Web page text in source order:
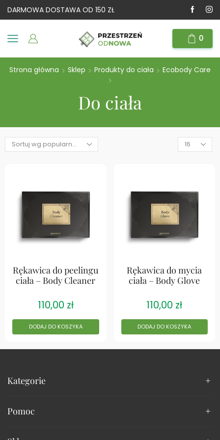
DARMOWA DOSTAWA OD 150 ZŁ
0
Strona główna Sklep Produkty do ciała Ecobody Care
Do ciała
Rękawica do peelingu
ciała – Body Cleaner
110,00 zł
DODAJ DO KOSZYKA
Rękawica do mycia
ciała – Body Glove
110,00 zł
DODAJ DO KOSZYKA
Kategorie
Pomoc